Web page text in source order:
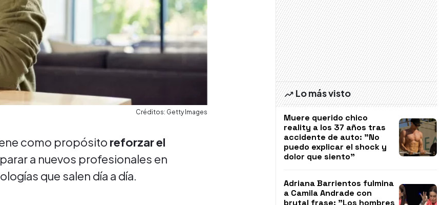
Créditos: Getty Images
como propósito reforzar el
a nuevos profesionales en
que salen día a día.
Lo más visto
Muere querido chico
reality a los 37 años tras
accidente de auto: "No
puedo explicar el shock y
dolor que siento"
Adriana Barrientos fulmina
a Camila Andrade con
brutal frase: "Los hombres